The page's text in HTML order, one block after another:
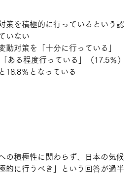
策を積極的に行っているという認
いない
動対策を「十分に行っている」
ある程度行っている」（17.5％）
18.8％となっている
の積極性に関わらず、日本の気候
的に行うべき」という回答が過半